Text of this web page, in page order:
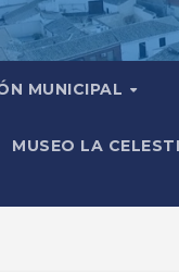
MUNICIPAL
MUSEO LA